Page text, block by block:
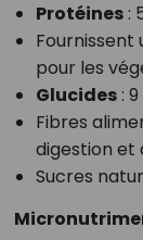
Protéines:
Fournissent
pour les
Glucides: 9
Fibres
digestion et
Sucres